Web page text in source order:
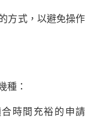
方式，以避免操作
種：
時間充裕的申請